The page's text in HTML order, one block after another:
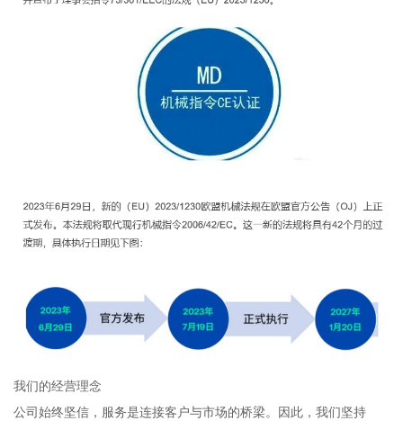
我们的经营理念
公司始终坚信，服务是连接客户与市场的桥梁。因此，我们坚持